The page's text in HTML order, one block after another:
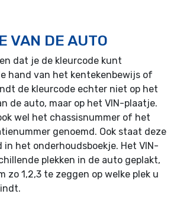
VAN DE AUTO
dat je de kleurcode kunt
hand van het kentekenbewijs of
de kleurcode echter niet op het
de auto, maar op het VIN-plaatje.
wel het chassisnummer of het
genoemd. Ook staat deze
in het onderhoudsboekje. Het VIN-
plekken in de auto geplakt,
zo 1,2,3 te zeggen op welke plek u